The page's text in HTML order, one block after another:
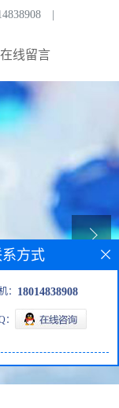
在线留言
方式
： 18014838908
：